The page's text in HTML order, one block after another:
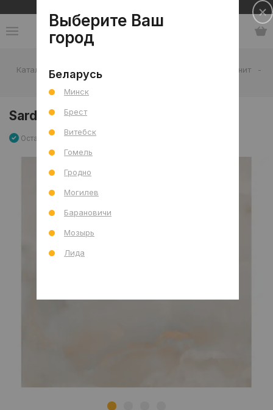
Каталог - Керамогранит
-
Sardonyx Cream Pol 90x90 R
Sardonyx Cream Pol 90x90 R
Остаток 8.91 м2 Артикул: 0000028217
Выберите Ваш
город
Беларусь
Минск
Брест
Витебск
Гомель
Гродно
Могилев
Барановичи
Мозырь
Лида